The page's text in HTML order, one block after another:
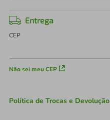
Entrega
CEP
Não sei meu CEP
Política de Trocas e Devolução